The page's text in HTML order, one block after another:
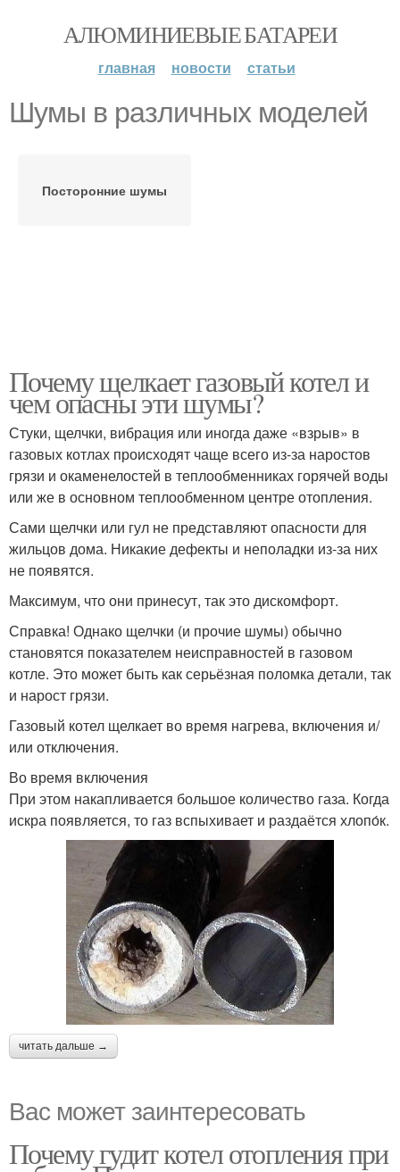
АЛЮМИНИЕВЫЕ БАТАРЕИ
главная новости статьи
Шумы в различных моделей
Посторонние шумы
Почему щелкает газовый котел и
чем опасны эти шумы?
Стуки, щелчки, вибрация или иногда даже «взрыв» в
газовых котлах происходят чаще всего из-за наростов
грязи и окаменелостей в теплообменниках горячей воды
или же в основном теплообменном центре отопления.
Сами щелчки или гул не представляют опасности для
жильцов дома. Никакие дефекты и неполадки из-за них
не появятся.
Максимум, что они принесут, так это дискомфорт.
Справка! Однако щелчки (и прочие шумы) обычно
становятся показателем неисправностей в газовом
котле. Это может быть как серьёзная поломка детали, так
и нарост грязи.
Газовый котел щелкает во время нагрева, включения и/
или отключения.
Во время включения
При этом накапливается большое количество газа. Когда
искра появляется, то газ вспыхивает и раздаётся хлопо́к.
читать дальше →
Вас может заинтересовать
Почему гудит котел отопления при